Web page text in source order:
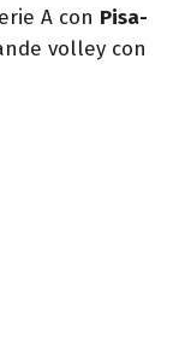
A con Pisa-
volley con